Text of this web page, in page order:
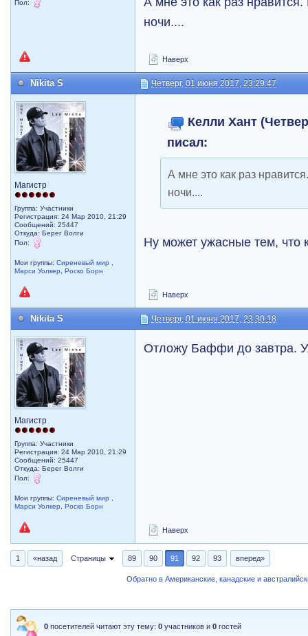
Пол:
ночи....
Наверх
Nikita S Четверг, 01 июня 2017, 23:29:47
Магистр
Группа: Участники
Регистрация: 24 Мар 2010, 21:29
Сообщений: 25447
Откуда: Берег Волги
Пол:
Мои группы:Сиреневый мир
Марси Уолкер
,Роско Борн
Келли Хант
писал:
А мне это как раз
ночи....
Ну может ужасные тем, что
Наверх
Nikita S Четверг, 01 июня 2017, 23:30:18
Магистр
Группа: Участники
Регистрация: 24 Мар 2010, 21:29
Сообщений: 25447
Откуда: Берег Волги
Пол:
Мои группы:Сиреневый мир
Марси Уолкер
,Роско Борн
Отложу Баффи до завтра.
Наверх
1 «назад Страницы 89 90 91 92 93 вперед»
Обратно в Американские, канадские и
0 посетителей читают эту тему:0 участников и0 гостей